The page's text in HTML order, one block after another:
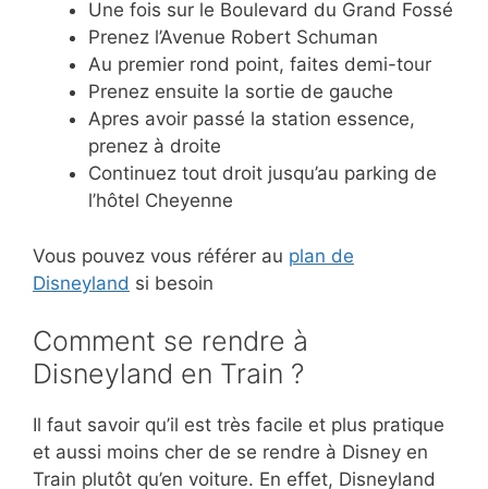
Une fois sur le Boulevard du Grand Fossé
Prenez l’Avenue Robert Schuman
Au premier rond point, faites demi-tour
Prenez ensuite la sortie de gauche
Apres avoir passé la station essence,
prenez à droite
Continuez tout droit jusqu’au parking de
l’hôtel Cheyenne
Vous pouvez vous référer au plan de
Disneyland si besoin
Comment se rendre à
Disneyland en Train ?
Il faut savoir qu’il est très facile et plus pratique
et aussi moins cher de se rendre à Disney en
Train plutôt qu’en voiture. En effet, Disneyland